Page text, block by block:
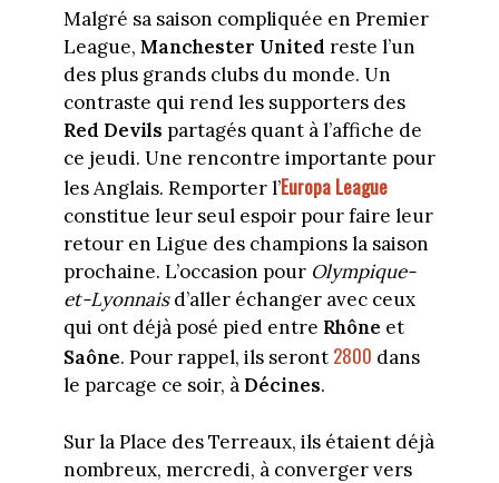
Malgré sa saison compliquée en Premier
League, Manchester United reste l’un
des plus grands clubs du monde. Un
contraste qui rend les supporters des
Red Devils partagés quant à l’affiche de
ce jeudi. Une rencontre importante pour
les Anglais. Remporter l’Europa League
constitue leur seul espoir pour faire leur
retour en Ligue des champions la saison
prochaine. L’occasion pour Olympique-
et-Lyonnaisd’aller échanger avec ceux
qui ont déjà posé pied entre Rhône et
Saône. Pour rappel, ils seront 2800 dans
le parcage ce soir, à Décines.
Sur la Place des Terreaux, ils étaient déjà
nombreux, mercredi, à converger vers